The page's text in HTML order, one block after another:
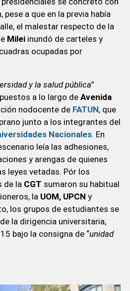
a que en la previa había
el malestar respecto de la
Mileiinundó de carteles y
ocupadas por
y la salud pública”
a lo largo de Avenida
nodocente de FATUN, que
junto a los integrantes del
Nacionales. En
leía las adhesiones,
y arengas de quienes
leyes vetadas. Pór los
de la CGT sumaron su habitual
la UOM, UPCN y
los grupos de estudiantes se
la dirigencia universitaria,
bajo la consigna de “unidad